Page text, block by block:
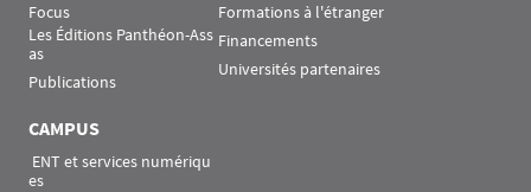
Focus
Les Éditions Panthéon-Ass
as
Publications
Formations à l'étranger
Financements
Universités partenaires
CAMPUS
es